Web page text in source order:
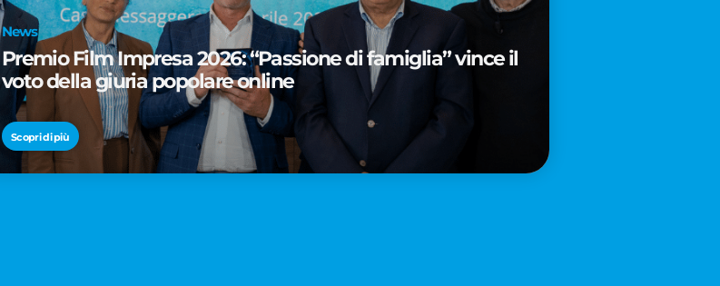
News
Premio Film Impresa 2026: “Passione di famiglia” vince il
voto della giuria popolare online
Scopri di più